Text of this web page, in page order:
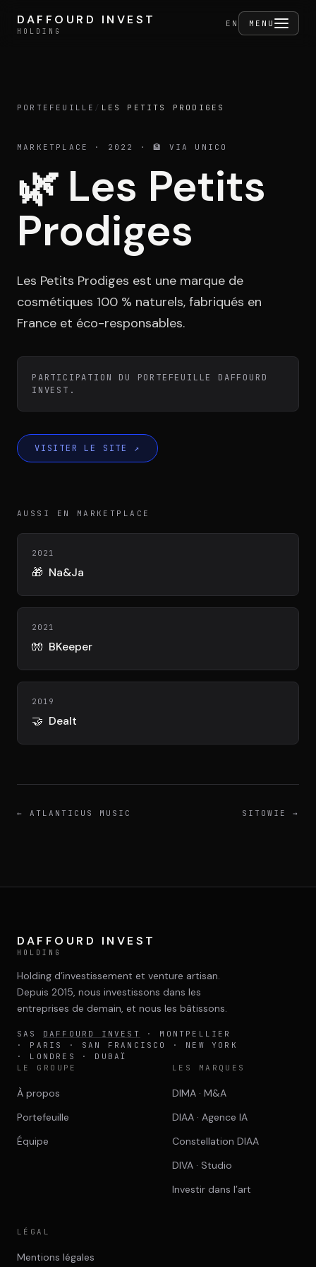
DAFFOURD INVEST
HOLDING
EN MENU
DAFFOURD INVEST
HOLDING
Portefeuille
Activités
Équipe
Témoignages
Contact
LE GROUPE
DIVA
DIMA
CONSEIL M&A AUGMENTÉ
PORTEFEUILLE / LES PETITS PRODIGES
MARKETPLACE · 2022 · 🏦 VIA UNICO
🌿 Les Petits
Prodiges
Les Petits Prodiges est une marque de
cosmétiques 100 % naturels, fabriqués en
France et éco-responsables.
PARTICIPATION DU PORTEFEUILLE DAFFOURD
INVEST.
VISITER LE SITE ↗
AUSSI EN MARKETPLACE
2021
🎁 Na&Ja
2021
🧤 BKeeper
2019
🤝 Dealt
← ATLANTICUS MUSIC SITOWIE →
DAFFOURD INVEST
HOLDING
Holding d’investissement et venture artisan.
Depuis 2015, nous investissons dans les
entreprises de demain, et nous les bâtissons.
SAS DAFFOURD INVEST
· MONTPELLIER
· PARIS · SAN FRANCISCO · NEW YORK
· LONDRES · DUBAÏ
LE GROUPE
À propos
Portefeuille
Équipe
LES MARQUES
DIMA · M&A
DIAA · Agence IA
Constellation DIAA
DIVA · Studio
Investir dans l’art
LÉGAL
Mentions légales